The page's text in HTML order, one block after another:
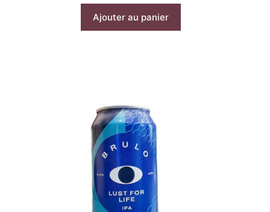
Ajouter au panier